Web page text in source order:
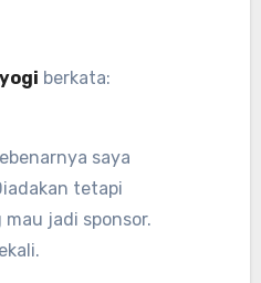
berkata:
saya
tetapi
jadi sponsor.